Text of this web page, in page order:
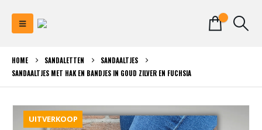
HOME SANDALETTEN
SANDAALTJES
SANDAALTJES MET HAK EN BANDJES IN GOUD ZILVER EN FUCHSIA
UITVERKOOP